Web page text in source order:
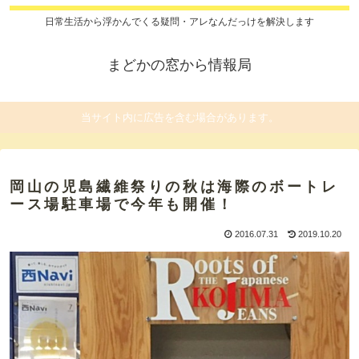
日常生活から浮かんでくる疑問・アレなんだっけを解決します
まどかの窓から情報局
当サイト内に広告を含む場合があります。
岡山の児島繊維祭りの秋は海際のボートレ
ース場駐車場で今年も開催！
2016.07.31 2019.10.20